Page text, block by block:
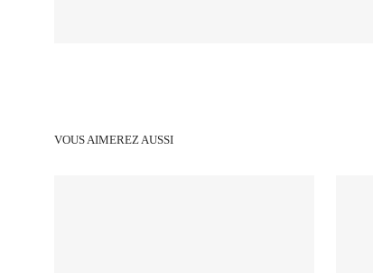
VOUS AIMEREZ AUSSI